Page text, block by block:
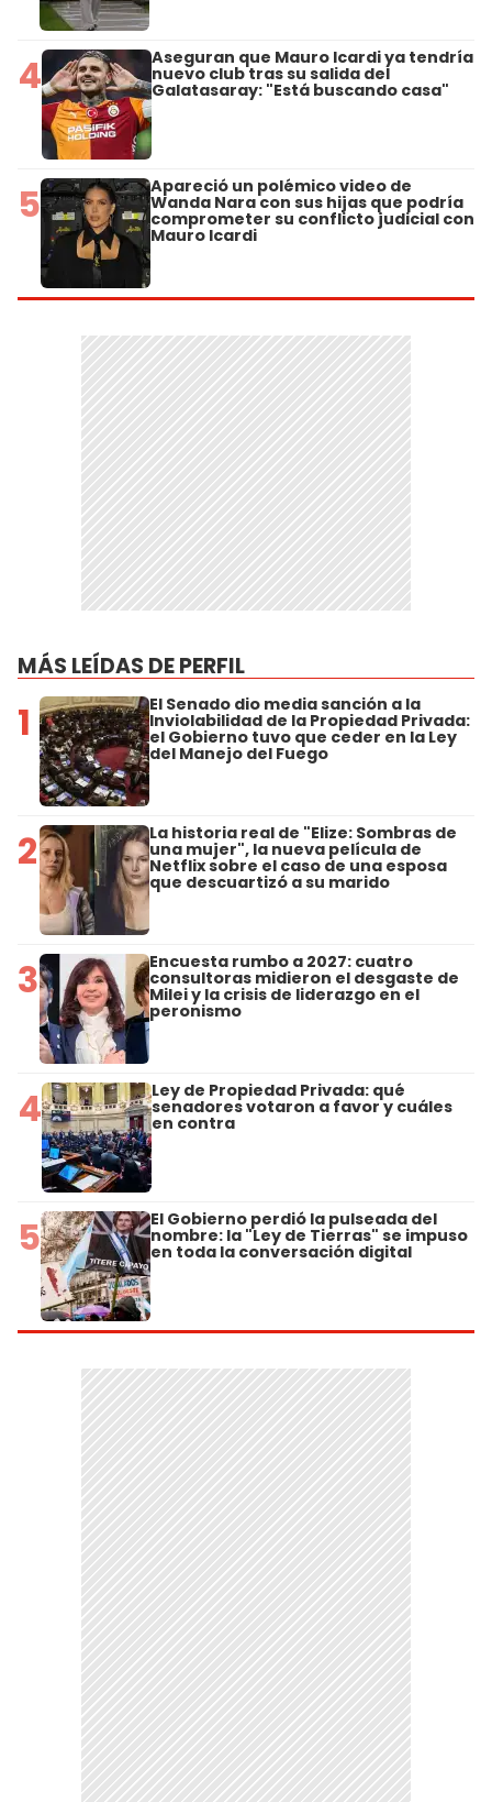
4 Aseguran que Mauro Icardi ya tendría
nuevo club tras su salida del
Galatasaray: "Está buscando casa"
5 Apareció un polémico video de
Wanda Nara con sus hijas que podría
comprometer su conflicto judicial con
Mauro Icardi
MÁS LEÍDAS DE PERFIL
1 El Senado dio media sanción a la
Inviolabilidad de la Propiedad Privada:
el Gobierno tuvo que ceder en la Ley
del Manejo del Fuego
2 La historia real de "Elize: Sombras de
una mujer", la nueva película de
Netflix sobre el caso de una esposa
que descuartizó a su marido
3 Encuesta rumbo a 2027: cuatro
consultoras midieron el desgaste de
Milei y la crisis de liderazgo en el
peronismo
4 Ley de Propiedad Privada: qué
senadores votaron a favor y cuáles
en contra
5 El Gobierno perdió la pulseada del
nombre: la "Ley de Tierras" se impuso
en toda la conversación digital